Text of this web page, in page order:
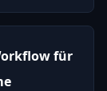
für